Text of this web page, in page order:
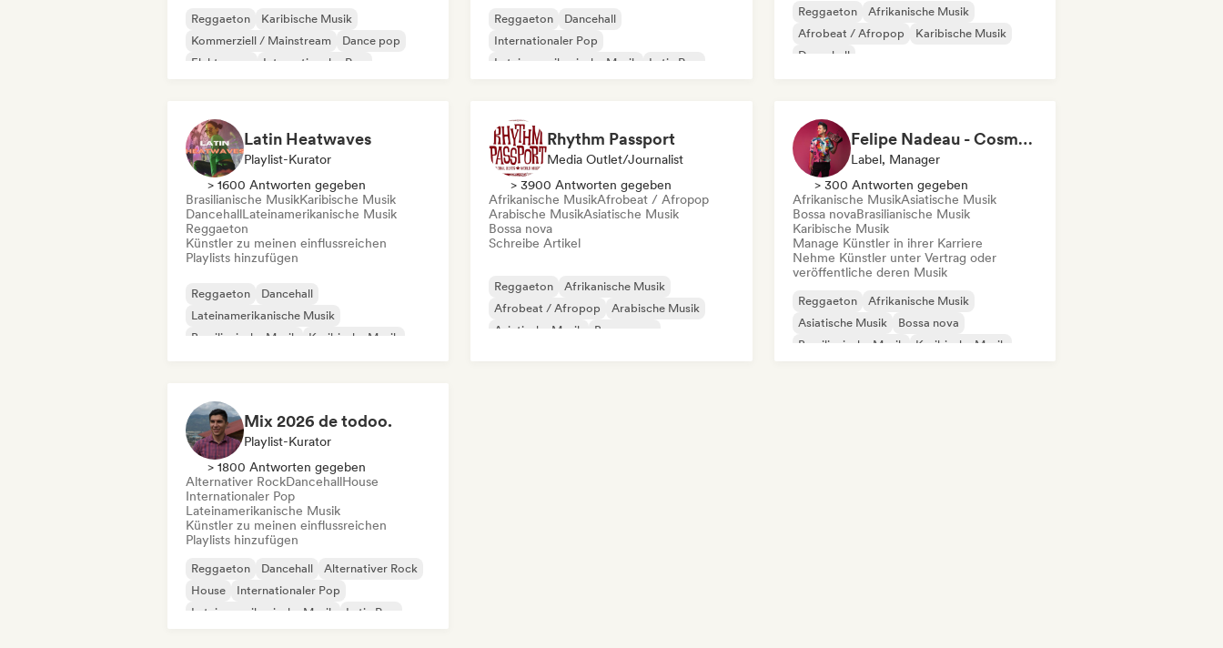
Reggaeton
Karibische Musik
Kommerziell / Mainstream
Dance pop
Elektropop
Internationaler Pop
Reggaeton
Dancehall
Internationaler Pop
Lateinamerikanische Musik
Latin Pop
Reggaeton
Afrikanische Musik
Afrobeat / Afropop
Karibische Musik
Dancehall
Latin Heatwaves
Playlist-Kurator
> 1600 Antworten gegeben
Brasilianische MusikKaribische Musik
DancehallLateinamerikanische Musik
Reggaeton
Künstler zu meinen einflussreichen
Playlists hinzufügen
Reggaeton
Dancehall
Lateinamerikanische Musik
Brasilianische Musik
Karibische Musik
Rhythm Passport
Media Outlet/Journalist
> 3900 Antworten gegeben
Afrikanische MusikAfrobeat / Afropop
Arabische MusikAsiatische Musik
Bossa nova
Schreibe Artikel
Reggaeton
Afrikanische Musik
Afrobeat / Afropop
Arabische Musik
Asiatische Musik
Bossa nova
Felipe Nadeau - Cosmovision Records & Ritmos del Sur
Label, Manager
> 300 Antworten gegeben
Afrikanische MusikAsiatische Musik
Bossa novaBrasilianische Musik
Karibische Musik
Manage Künstler in ihrer Karriere
Nehme Künstler unter Vertrag oder
veröffentliche deren Musik
Reggaeton
Afrikanische Musik
Asiatische Musik
Bossa nova
Brasilianische Musik
Karibische Musik
Mix 2026 de todoo.
Playlist-Kurator
> 1800 Antworten gegeben
Alternativer RockDancehallHouse
Internationaler Pop
Lateinamerikanische Musik
Künstler zu meinen einflussreichen
Playlists hinzufügen
Reggaeton Dancehall
Alternativer Rock
House
Internationaler Pop
Lateinamerikanische Musik
Latin Pop